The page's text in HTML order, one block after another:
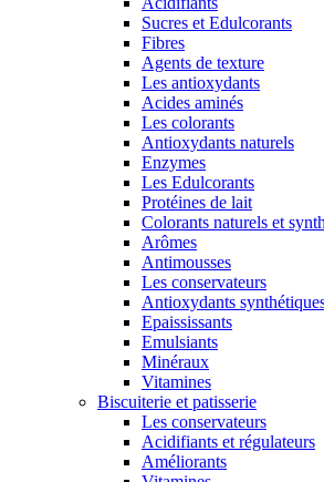
Sucres et Edulcorants
Fibres
Agents de texture
Les antioxydants
Acides aminés
Les colorants
Antioxydants naturels
Enzymes
Les Edulcorants
Protéines de lait
Colorants naturels et
Arômes
Antimousses
Les conservateurs
Antioxydants
Epaississants
Emulsiants
Minéraux
Vitamines
Biscuiterie et patisserie
Les conservateurs
Acidifiants et régulateurs
Améliorants